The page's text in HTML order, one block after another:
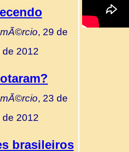
, 29 de
2012
, 23 de
2012
brasileiros